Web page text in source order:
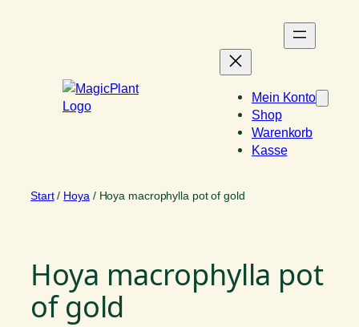
Mein Konto
Shop
Warenkorb
Kasse
Start/ Hoya / Hoya macrophylla pot of gold
Hoya macrophylla pot
of gold